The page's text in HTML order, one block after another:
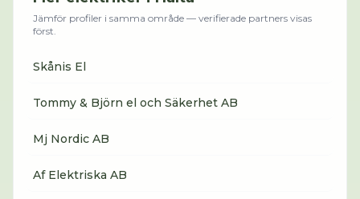
Jämför profiler i samma område — verifierade partners visas
först.
Skånis El
Tommy & Björn el och Säkerhet AB
Mj Nordic AB
Af Elektriska AB